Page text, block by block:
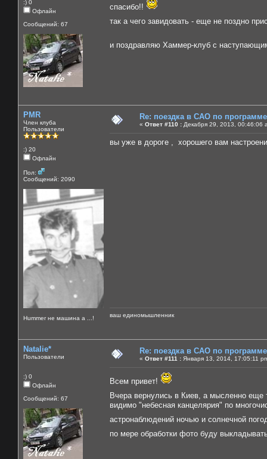
:) 0
Офлайн
Сообщений: 67
спасибо!!
так а чего завидовать - еще не поздно
и поздравляю Хаммер-клуб с
PMR
Член клуба
Пользователи
:) 20
Офлайн
Пол:
Сообщений: 2090
Нummer не машина а ...!
Re: поездка в САО по
« Ответ #110 : Декабря 29, 2013, 00:46:06
вы уже в дороге , хорошего вам
ваш единомышленник
Natalie*
Пользователи
:) 0
Офлайн
Сообщений: 67
Re: поездка в САО по
« Ответ #111 : Января 13, 2014, 17:05:11
Всем привет!
Вчера вернулись в Киев, а мысленно
видимо "небесная канцелярия" по
астронаблюдений ночью и солнечной
по мере обработки фото буду